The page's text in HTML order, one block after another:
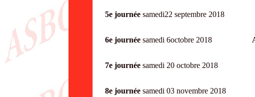
5e journée samedi22 septembre
6e journée samedi 6octobre 2018
7e journée samedi 20 octobre 2018
8e journée samedi 03 novembre